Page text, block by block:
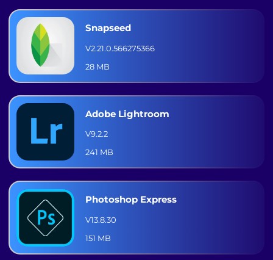
Snapseed
V2.21.0.566275366
28 MB
Adobe Lightroom
V9.2.2
241 MB
Photoshop Express
V13.8.30
151 MB